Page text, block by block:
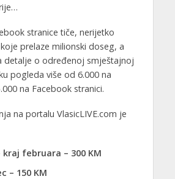
stranice tiče, nerijetko
prelaze milionski doseg, a
detalje o određenoj smještajnoj
pogleda više od 6.000 na
na Facebook stranici.
na portalu VlasicLIVE.com je
kraj februara – 300 KM
– 150 KM